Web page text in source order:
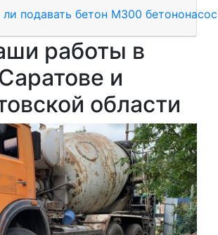
подавать бетон М300
работы в
и
области